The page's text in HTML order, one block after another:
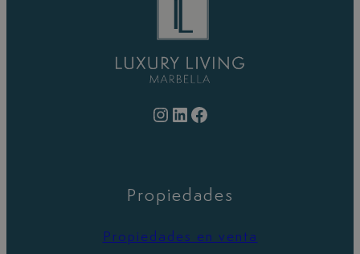
Instagram LinkedIn Facebook
Propiedades
Propiedades en venta